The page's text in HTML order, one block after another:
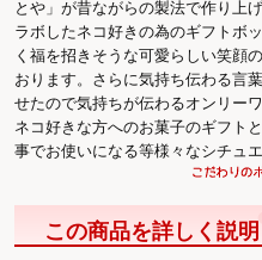
とや」が昔ながらの製法で作り上
ラボしたネコ好きの為のギフトボ
く福を招きそうな可愛らしい笑顔
おります。さらに気持ち伝わる言
せたので気持ちが伝わるオンリー
ネコ好きな方へのお菓子のギフト
事でお使いになる等様々なシチュ
この商品を詳しく説明